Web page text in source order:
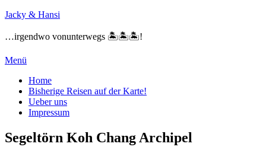
Zum
springen
Jacky & Hansi
…irgendwo vonunterwegs 🏝🏝🏝!
Menü
Primäres
Menü
Home
Bisherige Reisen auf der Karte!
Ueber uns
Impressum
Segeltörn Koh Chang Archipel